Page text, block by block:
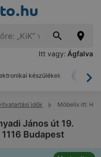
Itt vagy: Ágfalva
készülékek
idők Möbelix itt:
János út 19.
Budapest